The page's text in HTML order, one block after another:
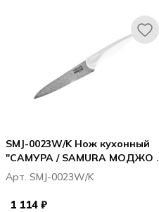
SMJ-0023W/K Нож кухонный
"САМУРА / SAMURA МОДЖО /
MOJO"универсальный 148 мм,
корроз.-стойкая сталь,
полипропилен бел.
Арт. SMJ-0023W/K
1 114 ₽